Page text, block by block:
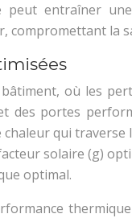
entraîner
compromettant la
où les
portes
qui
solaire (g)
optimal.